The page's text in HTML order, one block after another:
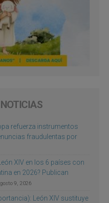
refuerza instrumentos
fraudulentas por
XIV en los 6 países con
en 2026? Publican
9, 2026
León XIV sustituye